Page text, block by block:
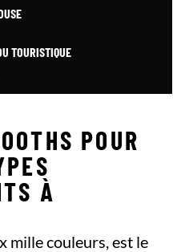
TOURISTIQUE
POUR
À
mille couleurs, est le